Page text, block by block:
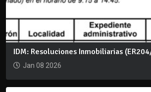
IDM: Resoluciones Inmobiliarias
Jan 08 2026